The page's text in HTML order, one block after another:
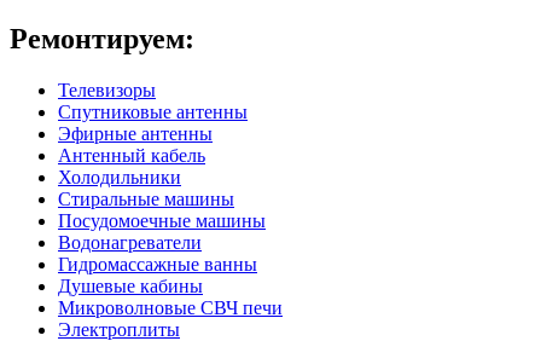
Ремонтируем:
Телевизоры
Спутниковые антенны
Эфирные антенны
Антенный кабель
Холодильники
Стиральные машины
Посудомоечные машины
Водонагреватели
Гидромассажные ванны
Душевые кабины
Микроволновые СВЧ печи
Электроплиты